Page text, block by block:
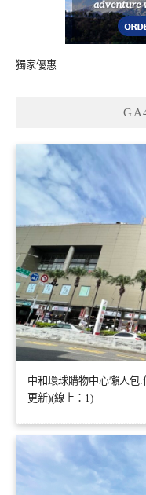
獨家優惠
中和環球購物中心懶人包
更新)(線上：1)